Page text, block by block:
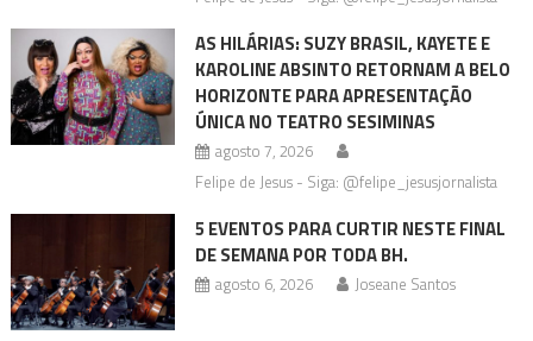
AS HILÁRIAS: SUZY BRASIL, KAYETE E
KAROLINE ABSINTO RETORNAM A BELO
HORIZONTE PARA APRESENTAÇÃO
ÚNICA NO TEATRO SESIMINAS
agosto 7, 2026
Felipe de Jesus - Siga: @felipe_jesusjornalista
5 EVENTOS PARA CURTIR NESTE FINAL
DE SEMANA POR TODA BH.
agosto 6, 2026 Joseane Santos